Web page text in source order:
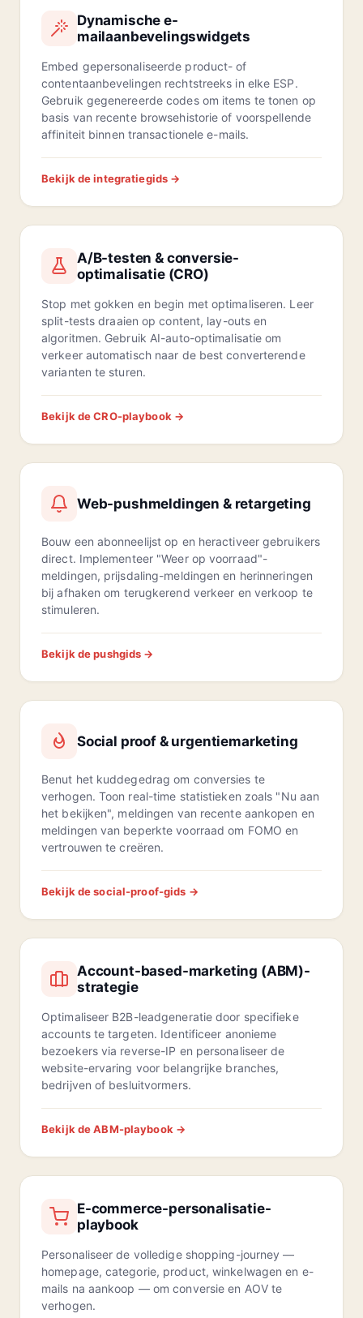
Dynamische e-
mailaanbevelingswidgets
Embed gepersonaliseerde product- of
contentaanbevelingen rechtstreeks in elke ESP.
Gebruik gegenereerde codes om items te tonen op
basis van recente browsehistorie of voorspellende
affiniteit binnen transactionele e-mails.
Bekijk de integratiegids →
A/B-testen & conversie-
optimalisatie (CRO)
Stop met gokken en begin met optimaliseren. Leer
split-tests draaien op content, lay-outs en
algoritmen. Gebruik AI-auto-optimalisatie om
verkeer automatisch naar de best converterende
varianten te sturen.
Bekijk de CRO-playbook →
Web-pushmeldingen & retargeting
Bouw een abonneelijst op en heractiveer gebruikers
direct. Implementeer "Weer op voorraad"-
meldingen, prijsdaling-meldingen en herinneringen
bij afhaken om terugkerend verkeer en verkoop te
stimuleren.
Bekijk de pushgids →
Social proof & urgentiemarketing
Benut het kuddegedrag om conversies te
verhogen. Toon real-time statistieken zoals "Nu aan
het bekijken", meldingen van recente aankopen en
meldingen van beperkte voorraad om FOMO en
vertrouwen te creëren.
Bekijk de social-proof-gids →
Account-based-marketing (ABM)-
strategie
Optimaliseer B2B-leadgeneratie door specifieke
accounts te targeten. Identificeer anonieme
bezoekers via reverse-IP en personaliseer de
website-ervaring voor belangrijke branches,
bedrijven of besluitvormers.
Bekijk de ABM-playbook →
E-commerce-personalisatie-
playbook
Personaliseer de volledige shopping-journey —
homepage, categorie, product, winkelwagen en e-
mails na aankoop — om conversie en AOV te
verhogen.